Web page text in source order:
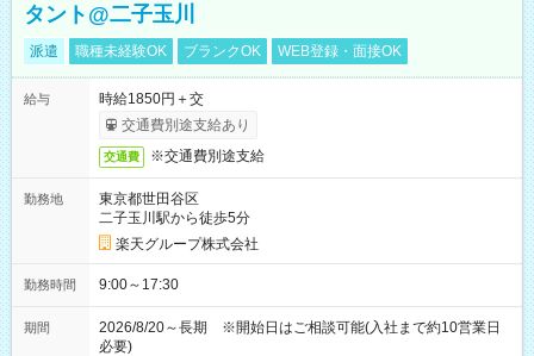
タント@二子玉川
派遣 職種未経験OK ブランクOK WEB登録・面接OK
給与
時給1850円＋交
交通費別途支給あり
交通費 ※交通費別途支給
勤務地
東京都世田谷区
二子玉川駅から徒歩5分
楽天グループ株式会社
勤務時間 9:00～17:30
期間
2026/8/20～長期 ※開始日はご相談可能(入社まで約10営業日
必要)